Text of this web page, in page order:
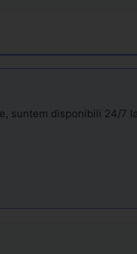
suntem disponibili 24/7